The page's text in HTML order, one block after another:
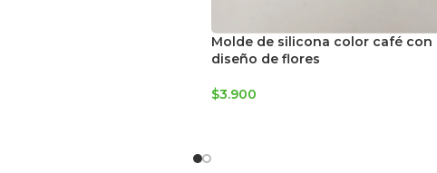
Molde de silicona color café con
diseño de flores
$3.900